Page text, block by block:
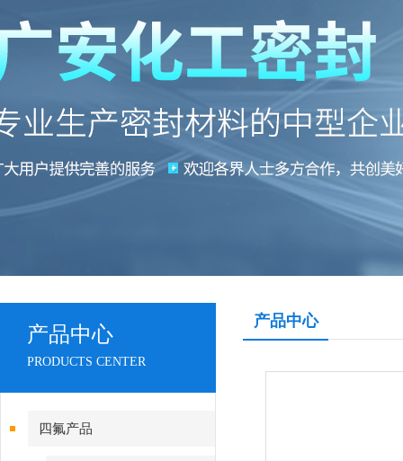
产品中心
PRODUCTS CENTER
四氟产品
产品中心